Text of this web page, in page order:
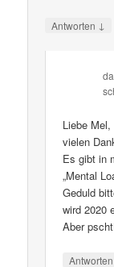
Antworten ↓
Liebe Mel,
vielen
Es gibt in
„Mental
Geduld
wird 2020
Aber
Antworten